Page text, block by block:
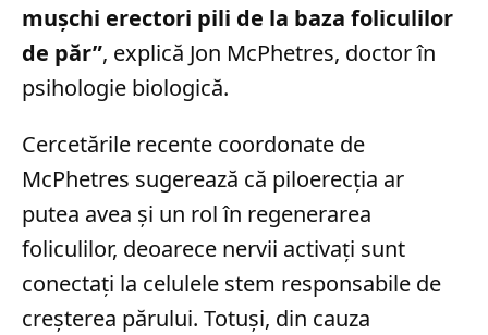
mușchi erectori pili de la baza foliculilor
de păr”, explică Jon McPhetres, doctor în
psihologie biologică.
Cercetările recente coordonate de
McPhetres sugerează că piloerecția ar
putea avea și un rol în regenerarea
foliculilor, deoarece nervii activați sunt
conectați la celulele stem responsabile de
creșterea părului. Totuși, din cauza